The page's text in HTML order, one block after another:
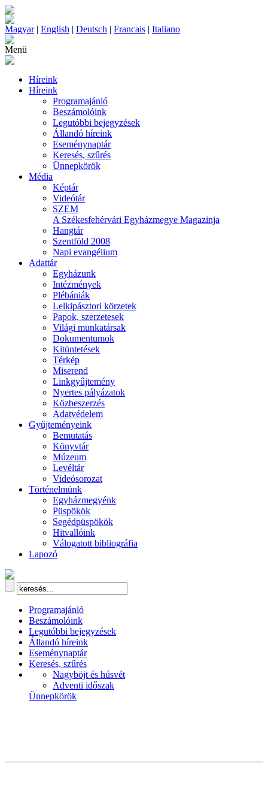
Magyar| English | Deutsch | Francais | Italiano
Menü
Híreink
Híreink
Programajánló
Beszámolóink
Legutóbbi bejegyzések
Állandó híreink
Eseménynaptár
Keresés, szűrés
Ünnepkörök
Média
Képtár
Videótár
SZEM
A Székesfehérvári Egyházmegye Magazinja
Hangtár
Szentföld 2008
Napi evangélium
Adattár
Egyházunk
Intézmények
Plébániák
Lelkipásztori körzetek
Papok, szerzetesek
Világi munkatársak
Dokumentumok
Kitüntetések
Térkép
Miserend
Linkgyűjtemény
Nyertes pályázatok
Közbeszerzés
Adatvédelem
Gyűjteményeink
Bemutatás
Könyvtár
Múzeum
Levéltár
Videósorozat
Történelmünk
Egyházmegyénk
Püspökök
Segédpüspökök
Hitvallóink
Válogatott bibliográfia
Lapozó
Programajánló
Beszámolóink
Legutóbbi bejegyzések
Állandó híreink
Eseménynaptár
Keresés, szűrés
Nagyböjt és húsvét
Adventi időszak
Ünnepkörök